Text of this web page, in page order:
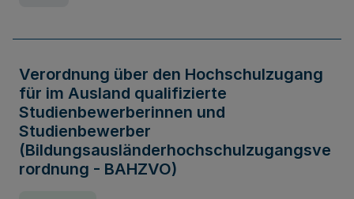
Verordnung über den Hochschulzugang
für im Ausland qualifizierte
Studienbewerberinnen und
Studienbewerber
(Bildungsausländerhochschulzugangsve
rordnung - BAHZVO)